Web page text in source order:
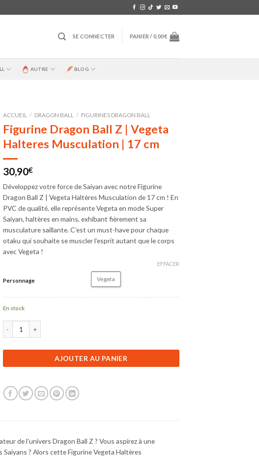
SE CONNECTER PANIER /0,00€
AUTRE BLOG
ACCUEIL / DRAGON BALL / FIGURINES DRAGON BALL
Figurine Dragon Ball Z | Vegeta
Halteres Musculation | 17 cm
30,90€
Développez votre force de Saiyan avec notre Figurine
Dragon Ball Z | Vegeta Haltères Musculation de 17 cm ! En
PVC de qualité, elle représente Vegeta en mode Super
Saiyan, haltères en mains, exhibant fièrement sa
musculature saillante. C’est un must-have pour chaque
otaku qui souhaite se muscler l’esprit autant que le corps
avec Vegeta !
Personnage Vegeta
EFFACER
En stock
AJOUTER AU PANIER
de l’univers Dragon Ball Z ? Vous aspirez à une
Saiyans ? Alors cette Figurine Vegeta Haltères